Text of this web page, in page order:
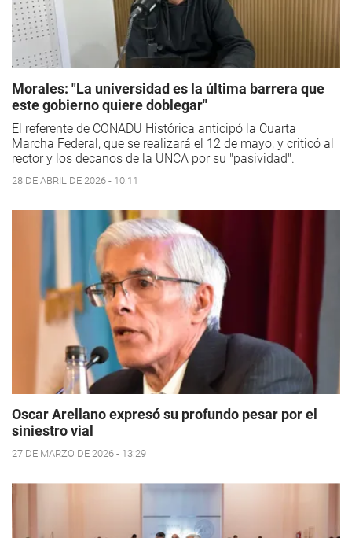
Morales: "La universidad es la última barrera que
este gobierno quiere doblegar"
El referente de CONADU Histórica anticipó la Cuarta
Marcha Federal, que se realizará el 12 de mayo, y criticó al
rector y los decanos de la UNCA por su "pasividad".
28 DE ABRIL DE 2026 - 10:11
Oscar Arellano expresó su profundo pesar por el
siniestro vial
27 DE MARZO DE 2026 - 13:29